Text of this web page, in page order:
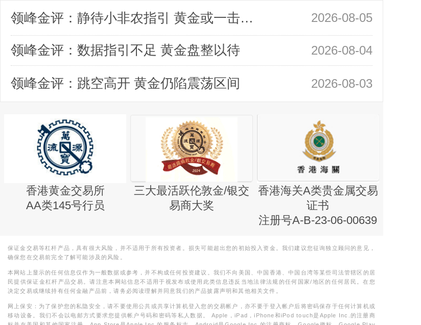
领峰金评：静待小非农指引 黄金或一击破局 2026-08-05
领峰金评：数据指引不足 黄金盘整以待 2026-08-04
领峰金评：跳空高开 黄金仍陷震荡区间 2026-08-03
香港黄金交易所
AA类145号行员
三大最活跃伦敦金/银交
易商大奖
香港海关A类贵金属交易
证书
注册号A-B-23-06-00639
保证金交易等杠杆产品，具有很大风险，并不适用于所有投资者。损失可能超出您的初始投入资金。我们建议您征询独立顾问的意见，
确保您在交易前完全了解可能涉及的风险。
本网站上显示的任何信息仅作为一般数据或参考，并不构成任何投资建议。我们不向美国、中国香港、中国台湾等某些司法管辖区的居
民提供保证金杠杆产品交易。请注意本网站信息不适用于视发布或使用此类信息违反当地法律法规的任何国家/地区的任何居民。在您
决定交易或继续持有任何金融产品前，请务必阅读理解并同意我们的产品披露声明和其他相关文件。
网上保安：为了保护您的私隐安全，请不要使用公共或共享计算机登入您的交易帐户，亦不要于登入帐户后将密码保存于任何计算机或
移动设备。我们不会以电邮方式要求您提供帐户号码和密码等私人数据。 Apple，iPad，iPhone和iPod touch是Apple Inc.的注册商